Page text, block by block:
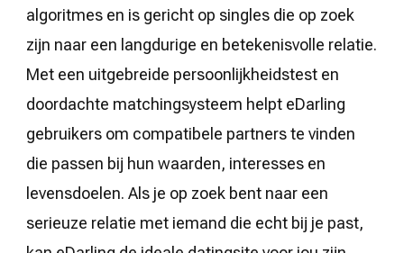
algoritmes en is gericht op singles die op zoek
zijn naar een langdurige en betekenisvolle relatie.
Met een uitgebreide persoonlijkheidstest en
doordachte matchingsysteem helpt eDarling
gebruikers om compatibele partners te vinden
die passen bij hun waarden, interesses en
levensdoelen. Als je op zoek bent naar een
serieuze relatie met iemand die echt bij je past,